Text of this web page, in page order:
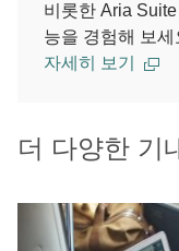
비롯한 Aria Suite
능을 경험해 보세
자세히 보기
더 다양한 기